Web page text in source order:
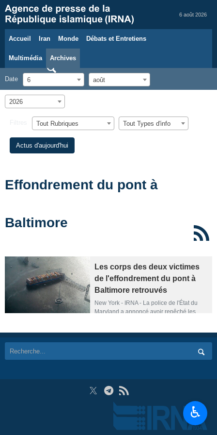
6 août 2026
Accueil Iran Monde Débats et Entretiens
Multimédia Archives
Date 6 août
2026
Tout Rubriques Tout Types d'info
Actus d'aujourd'hui
Effondrement du pont à
Baltimore
Les corps des deux victimes
de l'effondrement du pont à
Baltimore retrouvés
New York - IRNA - La police de l'État du
Maryland a annoncé avoir repêché les
♿︎